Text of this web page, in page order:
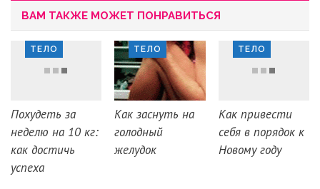
ВАМ ТАКЖЕ МОЖЕТ ПОНРАВИТЬСЯ
ТЕЛО
Похудеть за
неделю на 10 кг:
как достичь
успеха
ТЕЛО
Как заснуть на
голодный
желудок
ТЕЛО
Как привести
себя в порядок к
Новому году